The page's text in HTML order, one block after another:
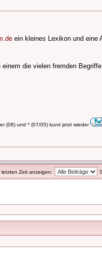
ein kleines Lexikon und eine
die vielen fremden
(08) und * (07/05) kurvt jetzt wieder
letzten Zeit anzeigen: